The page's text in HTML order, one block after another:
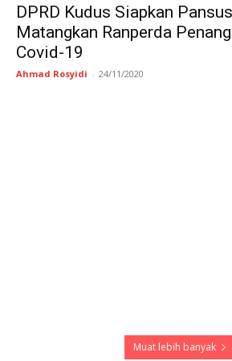
DPRD Kudus Siapkan
Matangkan Ranperda
Covid-19
Ahmad Rosyidi - 24/11/2020
Muat lebih banyak